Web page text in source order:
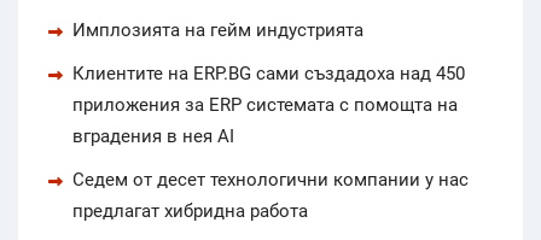
Имплозията на гейм индустрията
Клиентите на ERP.BG сами създадоха над 450
приложения за ERP системата с помощта на
вградения в нея AI
Седем от десет технологични компании у нас
предлагат хибридна работа